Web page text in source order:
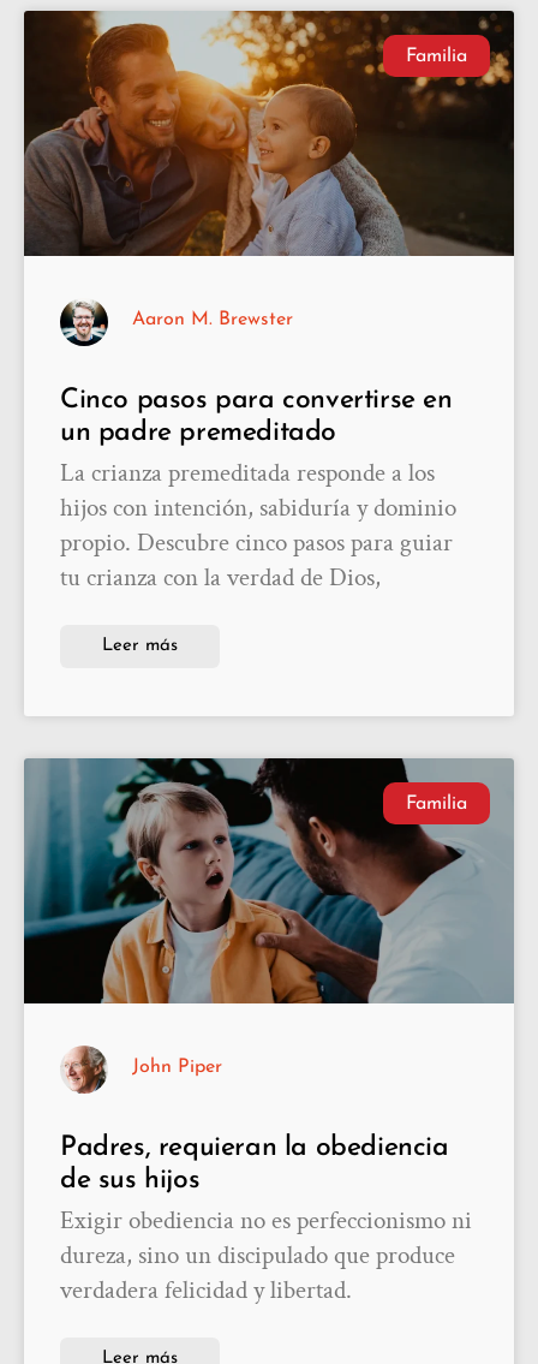
Familia
Cinco pasos para convertirse en
un padre premeditado
La crianza premeditada responde a los
hijos con intención, sabiduría y dominio
propio. Descubre cinco pasos para guiar
tu crianza con la verdad de Dios,
Leer más
Aaron M. Brewster
Familia
Padres, requieran la obediencia
de sus hijos
Exigir obediencia no es perfeccionismo ni
dureza, sino un discipulado que produce
verdadera felicidad y libertad.
Leer más
John Piper